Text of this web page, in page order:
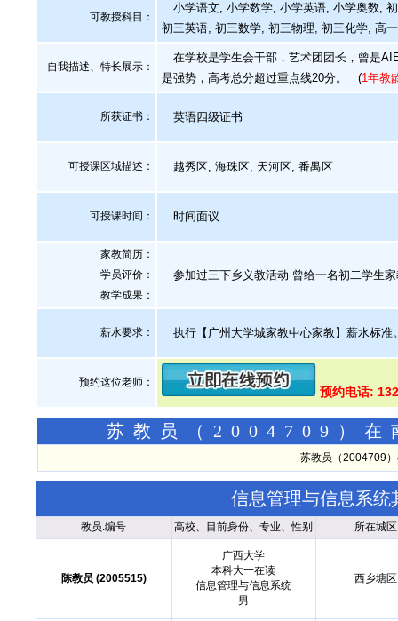
可教授科目：
小学语文, 小学数学, 小学英语, 小学奥数,
初三英语, 初三数学, 初三物理, 初三化学, 高
自我描述、特长展示 ：
在学校是学生会干部，艺术团团长，曾是
是强势，高考总分超过重点线20分。
(1年教
所获证书 ： 英语四级证书
可授课区域描述： 越秀区, 海珠区, 天河区, 番禺区
可授课时间： 时间面议
家教简历：
学员评价：
教学成果：
参加过三下乡义教活动 曾给一名初二学生
薪水要求： 执行【广州大学城家教中心家教】薪水标准
预约这位老师：
预约电话:
苏教员（2004709）在
苏教员（2004709
信息管理与信息系统
教员.编号 高校、目前身份、专业、性别 所在城区
陈教员 (2005515)
广西大学
本科大一在读
信息管理与信息系统
男
西乡塘区